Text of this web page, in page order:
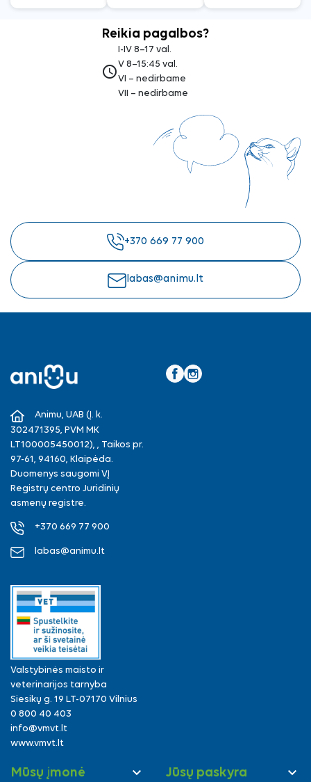
Reikia pagalbos?
access_time
I-IV 8–17 val.
V 8–15:45 val.
VI – nedirbame
VII – nedirbame
+370 669 77 900
labas@animu.lt
Animu, UAB (Į. k.
302471395, PVM MK
LT100005450012), , Taikos pr.
97-61, 94160, Klaipėda.
Duomenys saugomi VĮ
Registrų centro Juridinių
asmenų registre.
+370 669 77 900
labas@animu.lt
Valstybinės maisto ir
veterinarijos tarnyba
Siesikų g. 19 LT-07170 Vilnius
0 800 40 403
info@vmvt.lt
www.vmvt.lt
Mūsų įmonė  Jūsų paskyra 